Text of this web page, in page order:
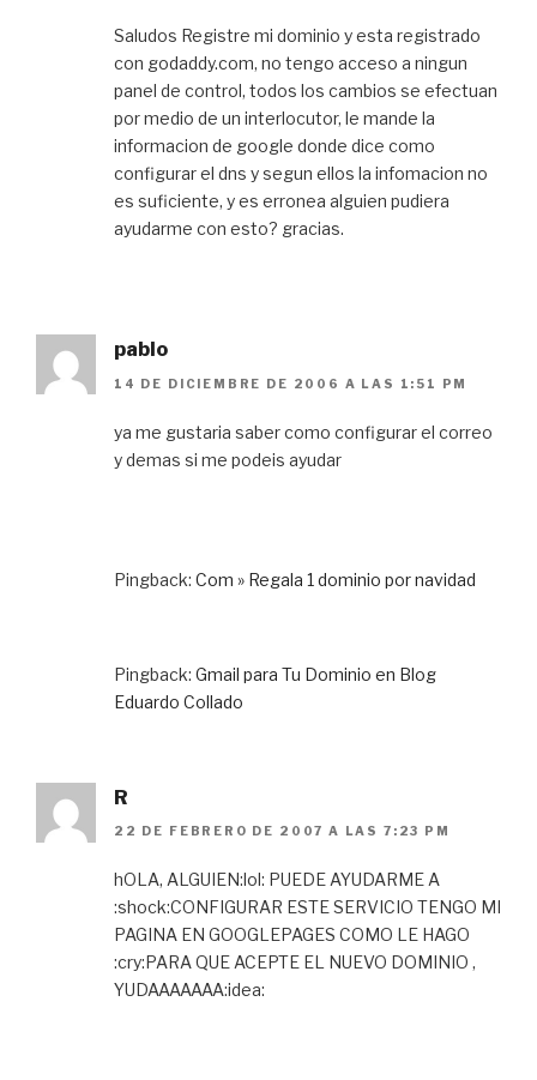
Saludos Registre mi dominio y esta registrado
con godaddy.com, no tengo acceso a ningun
panel de control, todos los cambios se efectuan
por medio de un interlocutor, le mande la
informacion de google donde dice como
configurar el dns y segun ellos la infomacion no
es suficiente, y es erronea alguien pudiera
ayudarme con esto? gracias.
pablo
14 DE DICIEMBRE DE 2006 A LAS 1:51 PM
ya me gustaria saber como configurar el correo
y demas si me podeis ayudar
Pingback: Com » Regala 1 dominio por navidad
Pingback: Gmail para Tu Dominio en Blog
Eduardo Collado
R
22 DE FEBRERO DE 2007 A LAS 7:23 PM
hOLA, ALGUIEN:lol: PUEDE AYUDARME A
:shock:CONFIGURAR ESTE SERVICIO TENGO MI
PAGINA EN GOOGLEPAGES COMO LE HAGO
:cry:PARA QUE ACEPTE EL NUEVO DOMINIO ,
YUDAAAAAAA:idea: